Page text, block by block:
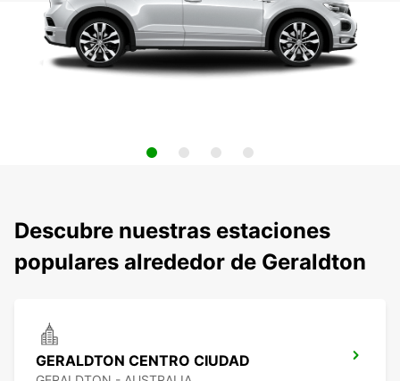
Descubre nuestras estaciones
populares alrededor de Geraldton
GERALDTON CENTRO CIUDAD